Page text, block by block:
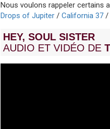
Nous voulons rappeler certains
Drops of Jupiter / California 37 /
HEY, SOUL SISTER
AUDIO ET VIDÉO DE